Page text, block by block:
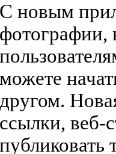
С новым
фотографии,
можете
другом.
ссылки, веб-